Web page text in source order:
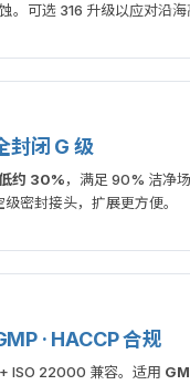
。可选 316 升级以应对沿海
封闭 G 级
约 30%，满足 90% 洁净
密封接头，扩展更方便。
· HACCP 合规
ISO 22000 兼容。适用